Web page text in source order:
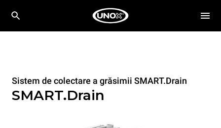
Sistem de colectare a grăsimii SMART.Drain
SMART.Drain